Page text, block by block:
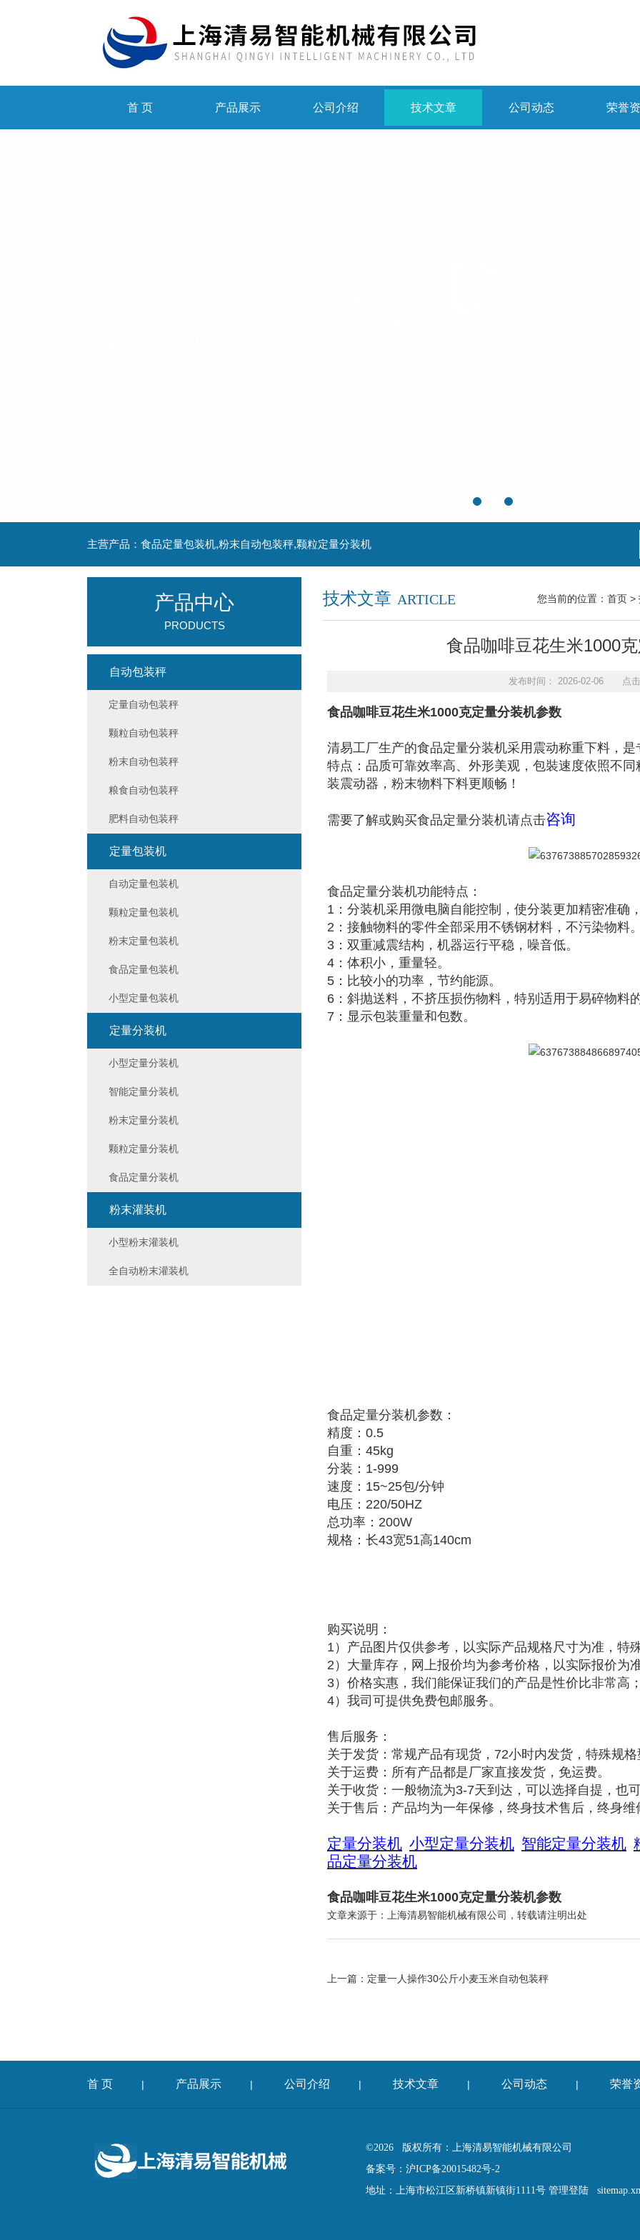
首 页 产品展示 公司介绍 技术文章 公司动态 荣誉
主营产品：食品定量包装机,粉末自动包装秤,颗粒定量分装机
技术文章 ARTICLE 您当前的位置： 首页 >
食品咖啡豆花生米1000
发布时间： 2026-02-06 点击
食品咖啡豆花生米1000克定量分装机参数
清易工厂生产的食品定量分装机采用震动称重下料，
特点：品质可靠效率高、外形美观，包裝速度依照不
装震动器，粉末物料下料更顺畅！
需要了解或购买食品定量分装机请点击咨询
食品定量分装机功能特点：
1：分装机采用微电脑自能控制，使分装更加精密准确
2：接触物料的零件全部采用不锈钢材料，不污染物料
3：双重减震结构，机器运行平稳，噪音低。
4：体积小，重量轻。
5：比较小的功率，节约能源。
6：斜抛送料，不挤压损伤物料，特别适用于易碎物料
7：显示包装重量和包数。
食品定量分装机参数：
精度：0.5
自重：45kg
分装：1-999
速度：15~25包/分钟
电压：220/50HZ
总功率：200W
规格：长43宽51高140cm
购买说明：
1）产品图片仅供参考，以实际产品规格尺寸为准，特
2）大量库存，网上报价均为参考价格，以实际报价为
3）价格实惠，我们能保证我们的产品是性价比非常高
4）我司可提供免费包邮服务。
售后服务：
关于发货：常规产品有现货，72小时内发货，特殊规
关于运费：所有产品都是厂家直接发货，免运费。
关于收货：一般物流为3-7天到达，可以选择自提，也
关于售后：产品均为一年保修，终身技术售后，终身维
定量分装机 小型定量分装机 智能定量分装机
品定量分装机
食品咖啡豆花生米1000克定量分装机参数
文章来源于：上海清易智能机械有限公司，转载请注明出处
上一篇： 定量一人操作30公斤小麦玉米自动包装秤
产品中心
PRODUCTS
自动包装秤
定量自动包装秤
颗粒自动包装秤
粉末自动包装秤
粮食自动包装秤
肥料自动包装秤
定量包装机
自动定量包装机
颗粒定量包装机
粉末定量包装机
食品定量包装机
小型定量包装机
定量分装机
小型定量分装机
智能定量分装机
粉末定量分装机
颗粒定量分装机
食品定量分装机
粉末灌装机
小型粉末灌装机
全自动粉末灌装机
首 页 | 产品展示 | 公司介绍 | 技术文章 | 公司动态 | 荣誉
©2026 版权所有：上海清易智能机械有限公司
备案号：沪ICP备20015482号-2
地址：上海市松江区新桥镇新镇街1111号 管理登陆